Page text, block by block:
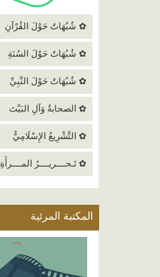
✿ شُبُهَاتٌ حَوْلَ القُرْآنِ
✿ شُبُهَاتٌ حَوْلَ السُنَةِ
✿ شُبُهَاتٌ حَوْلَ النَّبِيِّ
✿ الصحابةُ وَآلِ البَيْتَ
✿ التَّشْرِيعُ الإِسْلَامِيُّ
✿ تَـحــــريــــرُ المــــرأَةِ
المكتبة المرئية